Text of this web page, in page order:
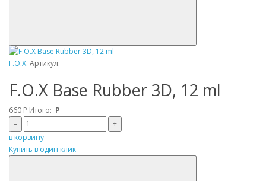
F.O.X. Артикул:
F.O.X Base Rubber 3D, 12 ml
660 Р Итого: Р
–
+
в корзину
Купить в один клик